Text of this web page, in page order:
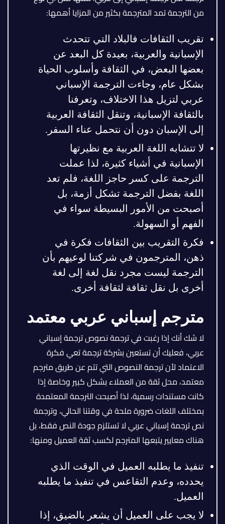
من الترجمة تمد المترجمة بكثير من المزايا أهمها:
تقريب الثقافات فالبلاد التي تتحدث
الإسبانية والعربية، بعيدة كل البعد عن
بعضها البعض، في الثقافة وأسلوب الحياة
بشكل عام، وجاءت الترجمة الإسباني
عربي لتزيل هذا الاختلاف، وتعرفنا
بالثقافة الإسبانية، وتنقل الثقافة العربية
إلى الإسبان دون أن نتحمل عناء السفر.
لا تتشابه اللغة العربية مع نظيرتها
الإسبانية في أشياء كثيرة، لذا عملت
الترجمة على كسر حاجز اللغة، فلم تعد
اللغة بفضل الترجمة تشكل أزمة، بل
أصبحت من الأمور البسيطة سواء في
الفهم أو السهولة.
فكرة التقريب بين الثقافات فكرة في
ذهن، المترجمون في شركتنا لوعيهم بأن
الترجمة ليست مجرد نقل لغة إلى لغة
أخرى بل نقل ثقافة لثقافة أخرى.
مترجم إسباني عربي معتمد
لا شك أنك إذا رغبت في ترجمة نصوص ترجمة إسباني
عربي، فعليك أن تستعين بشركة ترجمة تعي فكرة
الاعتماد لأن ترجمة النصوص التي تتم عن طريق مترجم
معتمد، محل ثقة من العملاء بشكل كبير وخاصة إذا
كانت مستندات رسمية، لذا أصبحت الترجمة المعتمدة
بمختلف اللغات ضرورة ملحة في وقتنا الحالي، وترجمة
نص ترجمة إسباني عربي لا تستلزم جودة النص فقط، بل
هناك معايير يتبعها المترجم لكسب ثقة العميل ومنها:
تنفيذ ما يطلبه العميل في الوقت الذي
يحدده، وعدم التقاعس في تنفيذ ما يطلبه
العميل.
لا يجب على العميل أن يشعر بالضيق، إذا